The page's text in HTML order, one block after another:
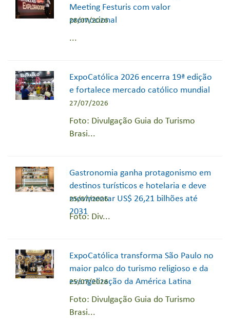
Meeting Festuris com valor
promocional
28/07/2026
...
ExpoCatólica 2026 encerra 19ª edição
e fortalece mercado católico mundial
27/07/2026
Foto: Divulgação Guia do Turismo
Brasi...
Gastronomia ganha protagonismo em
destinos turísticos e hotelaria e deve
movimentar US$ 26,21 bilhões até
2031
25/07/2026
Foto: Div...
ExpoCatólica transforma São Paulo no
maior palco do turismo religioso e da
evangelização da América Latina
25/07/2026
Foto: Divulgação Guia do Turismo
Brasi...